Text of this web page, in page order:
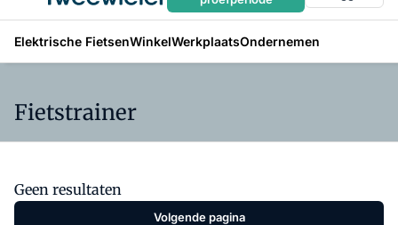
Elektrische FietsenWinkelWerkplaatsOndernemen
Fietstrainer
Geen resultaten
Volgende pagina